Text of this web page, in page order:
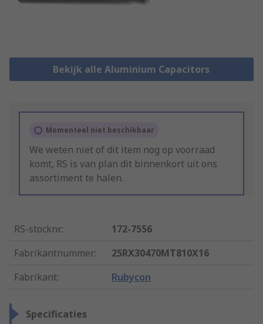
Bekijk alle Aluminium Capacitors
Momenteel niet beschikbaar
We weten niet of dit item nog op voorraad
komt, RS is van plan dit binnenkort uit ons
assortiment te halen.
RS-stocknr.:
172-7556
Fabrikantnummer:
25RX30470MT810X16
Fabrikant: Rubycon
Specificaties